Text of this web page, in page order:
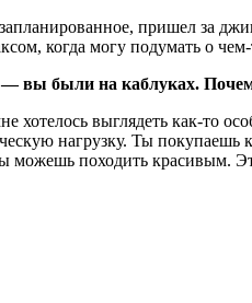
пришел за
когда могу подумать о
— вы были на каблуках.
выглядеть как-то
нагрузку. Ты покупаешь
походить красивым.